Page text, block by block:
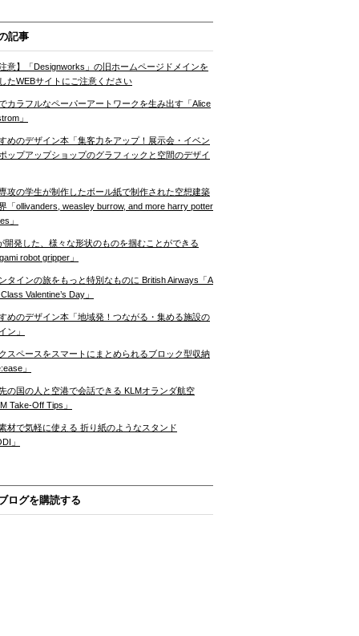
記事
意】「Designworks」の旧ホームページドメインを
たWEBサイトにご注意ください
カラフルなペーパーアートワークを生み出す「Alice
」
めのデザイン本「集客力をアップ！展示会・イベン
ップアップショップのグラフィックと空間のデザイ
攻の学生が制作したボール紙で制作された空想建築
「ollivanders, weasley burrow, and more harry potter
」
開発した、様々な形状のものを掴むことができる
robot gripper」
タインの旅をもっと特別なものに British Airways「A
Valentine’s Day」
めのデザイン本「地域発！つながる・集める施設の
ン」
スペースをスマートにまとめられるブロック型収納
」
の国の人と空港で会話できる KLMオランダ航空
Take-Off Tips」
材で気軽に使える 折り紙のようなスタンド
」
ログを購読する